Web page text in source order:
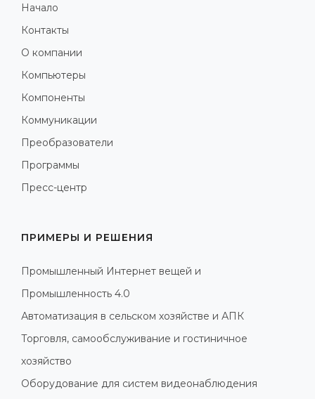
Начало
Контакты
О компании
Компьютеры
Компоненты
Коммуникации
Преобразователи
Программы
Пресс-центр
ПРИМЕРЫ И РЕШЕНИЯ
Промышленный Интернет вещей и
Промышленность 4.0
Автоматизация в сельском хозяйстве и АПК
Торговля, самообслуживание и гостиничное
хозяйство
Оборудование для систем видеонаблюдения